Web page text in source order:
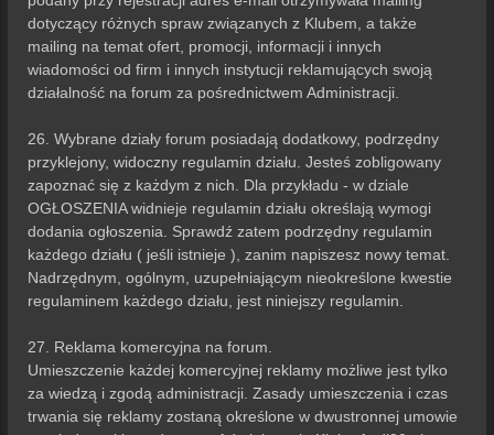
dotyczący różnych spraw związanych z Klubem, a także
mailing na temat ofert, promocji, informacji i innych
wiadomości od firm i innych instytucji reklamujących swoją
działalność na forum za pośrednictwem Administracji.
26. Wybrane działy forum posiadają dodatkowy, podrzędny
przyklejony, widoczny regulamin działu. Jesteś zobligowany
zapoznać się z każdym z nich. Dla przykładu - w dziale
OGŁOSZENIA widnieje regulamin działu określają wymogi
dodania ogłoszenia. Sprawdź zatem podrzędny regulamin
każdego działu ( jeśli istnieje ), zanim napiszesz nowy temat.
Nadrzędnym, ogólnym, uzupełniającym nieokreślone kwestie
regulaminem każdego działu, jest niniejszy regulamin.
27. Reklama komercyjna na forum.
Umieszczenie każdej komercyjnej reklamy możliwe jest tylko
za wiedzą i zgodą administracji. Zasady umieszczenia i czas
trwania się reklamy zostaną określone w dwustronnej umowie